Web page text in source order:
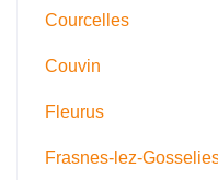
Courcelles
Couvin
Fleurus
Frasnes-lez-